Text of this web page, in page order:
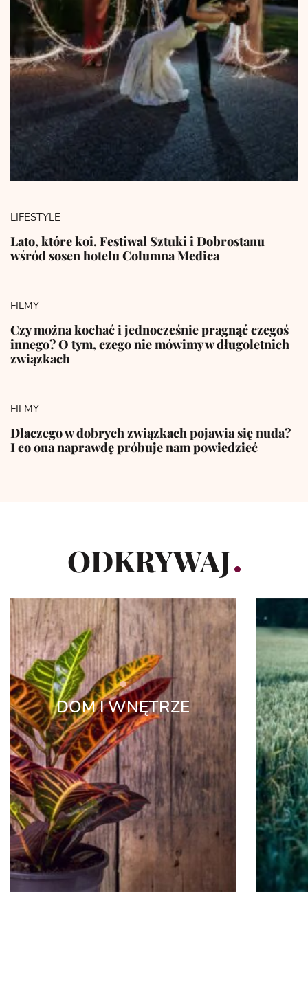
LIFESTYLE
Lato, które koi. Festiwal Sztuki i Dobrostanu
wśród sosen hotelu Columna Medica
FILMY
Czy można kochać i jednocześnie pragnąć czegoś
innego? O tym, czego nie mówimy w długoletnich
związkach
FILMY
Dlaczego w dobrych związkach pojawia się nuda?
I co ona naprawdę próbuje nam powiedzieć
ODKRYWAJ
DOM I WNĘTRZE